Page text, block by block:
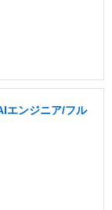
エンジニア/フル